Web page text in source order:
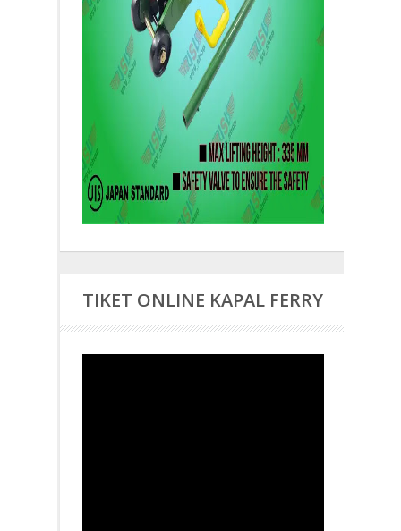
TIKET ONLINE KAPAL FERRY